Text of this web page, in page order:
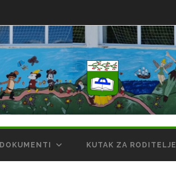
DOKUMENTI KUTAK ZA RODITELJE